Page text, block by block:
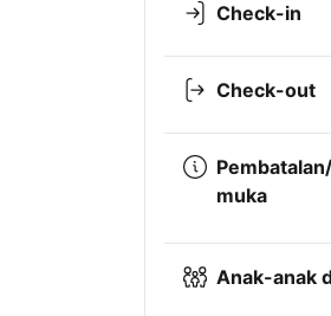
Check-in
Check-out
muka
Anak-anak